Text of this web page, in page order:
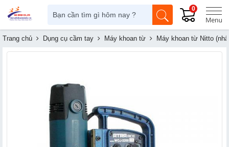
0
Trang chủ Dụng cụ cầm tay Máy khoan từ Máy khoan từ Nitto